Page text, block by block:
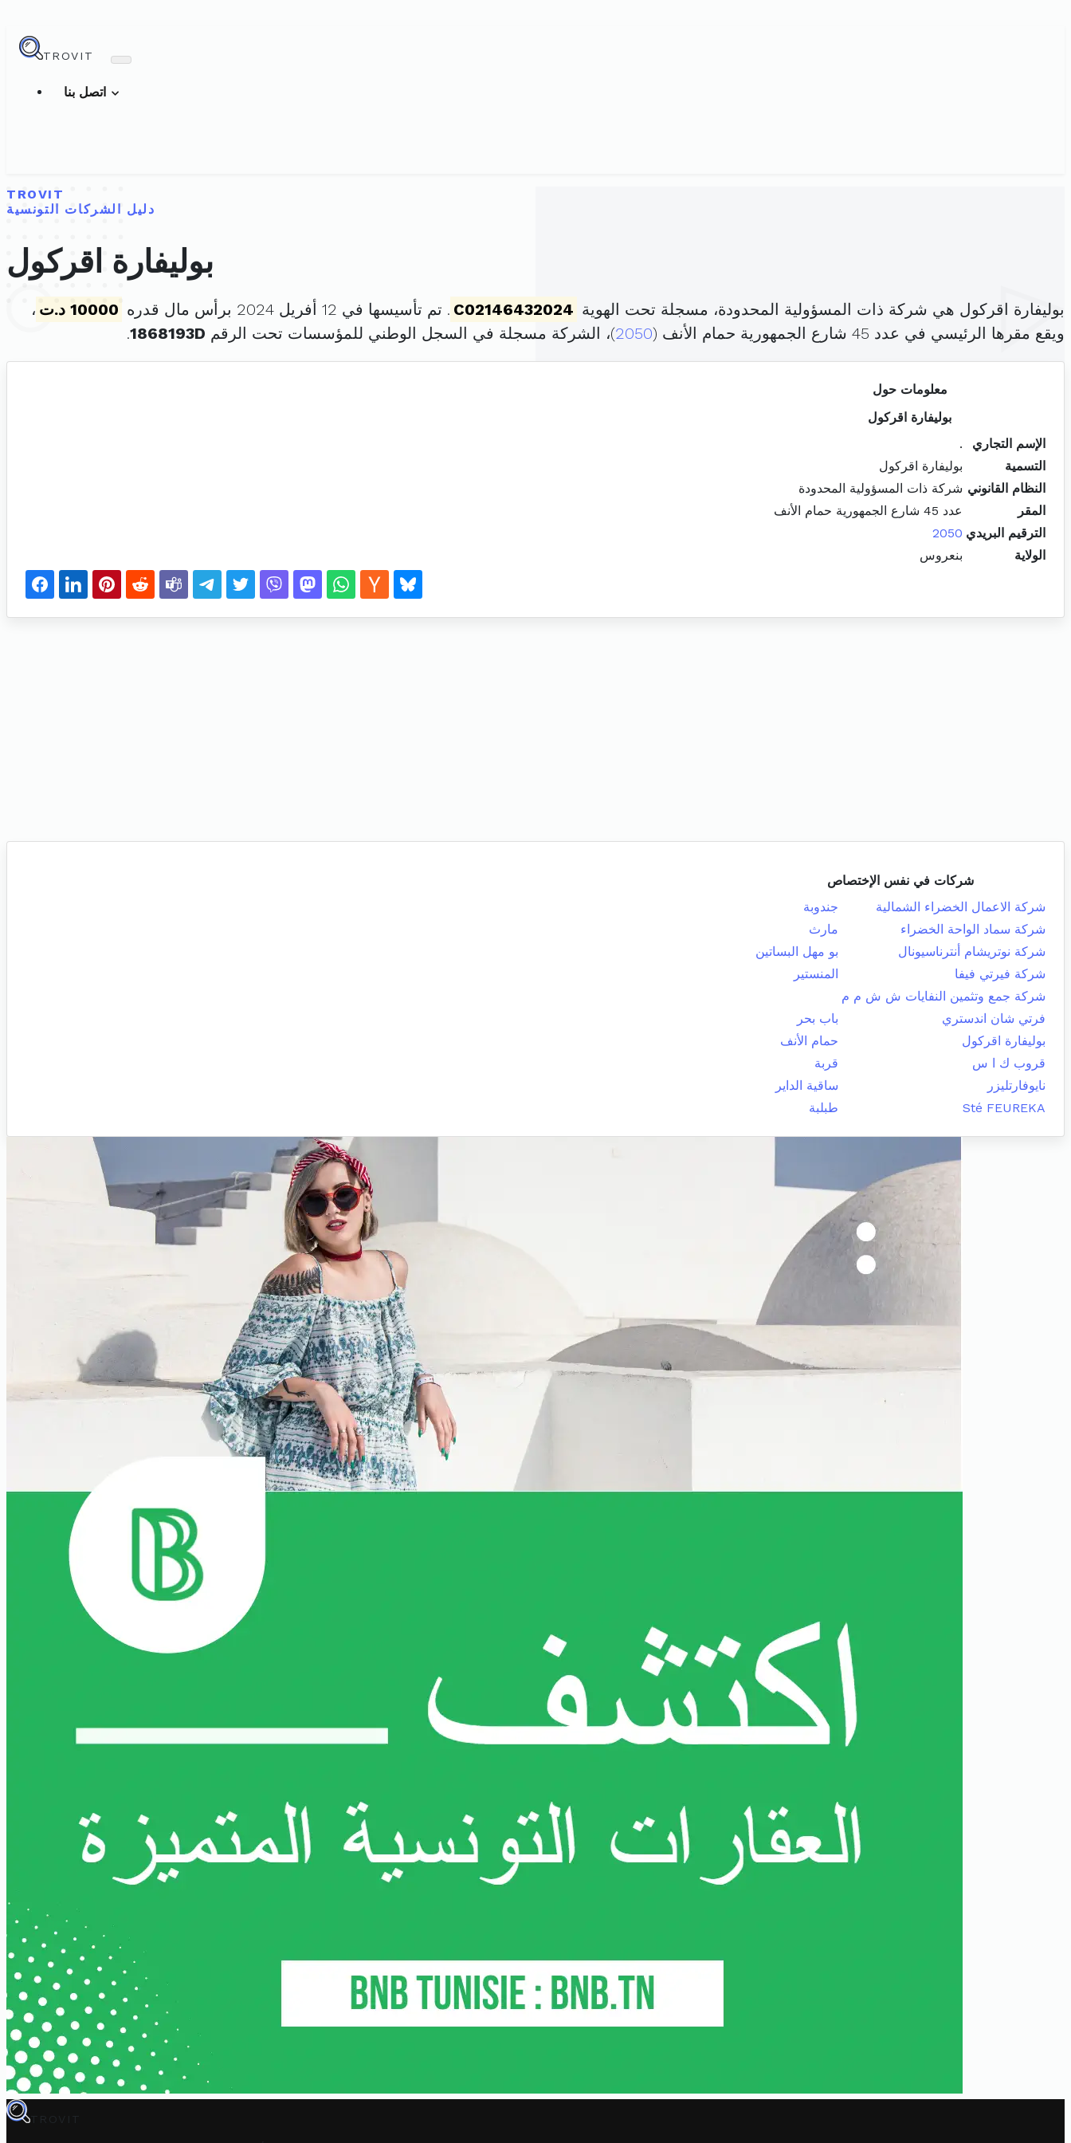
TROVIT
TROVIT
دليل الشركات التونسية
بوليفارة اقركول
بوليفارة اقركول هي شركة ذات المسؤولية المحدودة، مسجلة تحت الهوية C02146432024 . تم تأسيسها في 12 أفريل 2024 برأس مال قدره 10000 د.ت
،
ويقع مقرها الرئيسي في عدد 45 شارع الجمهورية حمام الأنف (
2050)، الشركة مسجلة في السجل الوطني للمؤسسات تحت الرقم 1868193D
.
معلومات حول
بوليفارة اقركول
الإسم التجاري
.
التسمية
بوليفارة اقركول
النظام القانوني شركة ذات المسؤولية المحدودة
المقر
عدد 45 شارع الجمهورية حمام الأنف
الترقيم البريدي 2050
الولاية
بنعروس
شركات في نفس الإختصاص
شركة الاعمال الخضراء الشمالية
جندوبة
شركة سماد الواحة الخضراء
مارث
شركة نوتريشام أنترناسيونال
بو مهل البساتين
شركة فيرتي فيفا
المنستير
شركة جمع وتثمين النفايات ش ش م م
فرتي شان اندستري
باب بحر
بوليفارة اقركول
حمام الأنف
قروب ك ا س
قربة
نايوفارتليزر
ساقية الداير
Sté FEUREKA
طبلبة
TROVIT